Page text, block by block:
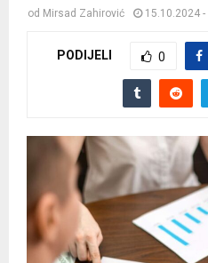
od Mirsad Zahirović 15.10.2024 -
PODIJELI 0